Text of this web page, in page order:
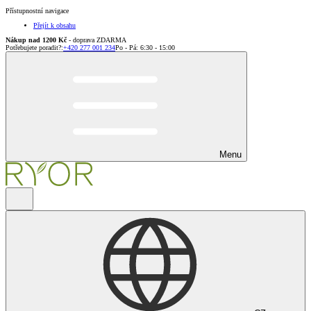
Přístupnostní navigace
Přejít k obsahu
Nákup nad 1200 Kč - doprava ZDARMA
Potřebujete poradit?:+420 277 001 234Po - Pá: 6:30 - 15:00
Menu